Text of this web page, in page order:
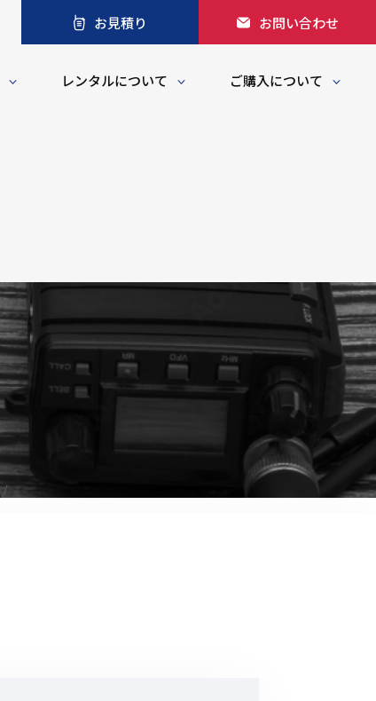
お見積り お問い合わせ
レンタルについて ご購入について
ポータブルワイヤレスアンプ